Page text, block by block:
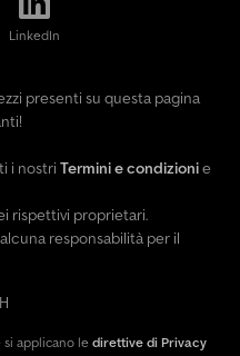
LinkedIn
presenti su questa pagina
i nostri Termini e condizionie
rispettivi proprietari.
responsabilità per il
si applicano le direttive di Privacy